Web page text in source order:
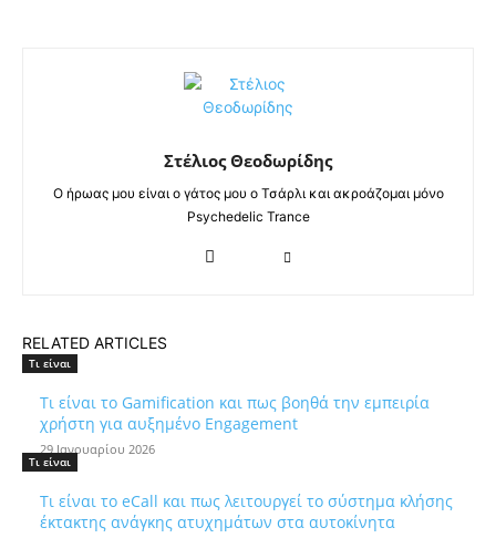
Στέλιος Θεοδωρίδης
Ο ήρωας μου είναι ο γάτος μου ο Τσάρλι και ακροάζομαι μόνο
Psychedelic Trance
RELATED ARTICLES
Τι είναι
Τι είναι το Gamification και πως βοηθά την εμπειρία
χρήστη για αυξημένο Engagement
29 Ιανουαρίου 2026
Τι είναι
Τι είναι το eCall και πως λειτουργεί το σύστημα κλήσης
έκτακτης ανάγκης ατυχημάτων στα αυτοκίνητα